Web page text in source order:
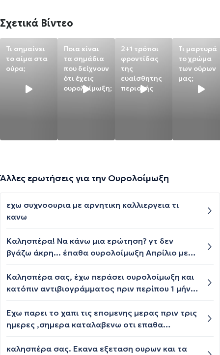
Σχετικά Βίντεο
Τι σημαίνει
το αίμα στα
ούρα;
Ποια είναι
τα σημάδια
που δείχνουν
ότι έχεις
ουρολοίμωξη;
2+1 τρόποι
φροντίδας
της
ευαίσθητης
περιοχής
Τι μαρτυρά
το χρώμα
των ούρων
μας;
Άλλες ερωτήσεις για την Ουρολοίμωξη
εχω συχνοουρια με αρνητικη καλλιεργεια τι
κανω
Καλησπέρα! Να κάνω μια ερώτηση? γτ δεν
βγάζω άκρη... έπαθα ουρολοίμωξη Απρίλιο με
ούρα... αρχές Ιουλίου εντόπισα ξανά δυσοσμία
στα ούρα... έκανα γενική ούρων και καλλιέργεια
το εντοπίζω όταν έχω πολύ ώρα πάνω από 4-5
ώρες να πάω.... κυρίως το πρωί δλδ... έχω
συμβαίνει?? Σας ευχαριστώ
Καλησπέρα σας, έχω περάσει ουρολοίμωξη και
κατόπιν αντιβιογράμματος πριν περίπου 1 μήνα
αυτές τις ημέρες νιώθω έναν πόνο αριστερά και
φοβάμαι ότι μου έχει επηρεάσει το νεφρό.
καλλιέργεια εκ νέου. Να περιμένω τα
Εχω παρει το χαπι τις επομενης μερας πριν τρις
ημερες ,σημερα καταλαβενω οτι επαθα
περιπτοση να μην κανει να κανω την θεραπεια
καλησπέρα σας. Εκανα εξεταση ουρων και τα